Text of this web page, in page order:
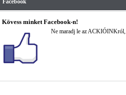
Facebook
Kövess minket Facebook-n!
Ne maradj le az ACKIÓINKról,